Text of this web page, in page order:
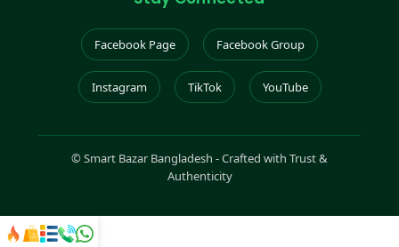
Facebook Page Facebook Group
Instagram TikTok YouTube
©Smart Bazar Bangladesh - Crafted with Trust &
Authenticity